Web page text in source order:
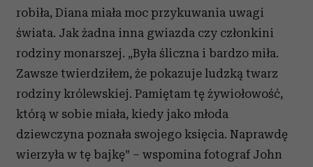
robiła, Diana miała moc przykuwania uwagi
świata. Jak żadna inna gwiazda czy członkini
rodziny monarszej. „Była śliczna i bardzo miła.
Zawsze twierdziłem, że pokazuje ludzką twarz
rodziny królewskiej. Pamiętam tę żywiołowość,
którą w sobie miała, kiedy jako młoda
dziewczyna poznała swojego księcia. Naprawdę
wierzyła w tę bajkę” – wspomina fotograf John